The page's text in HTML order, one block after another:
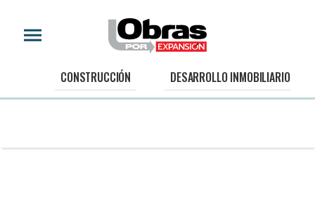
CONSTRUCCIÓN DESARROLLO INMOBILIARIO